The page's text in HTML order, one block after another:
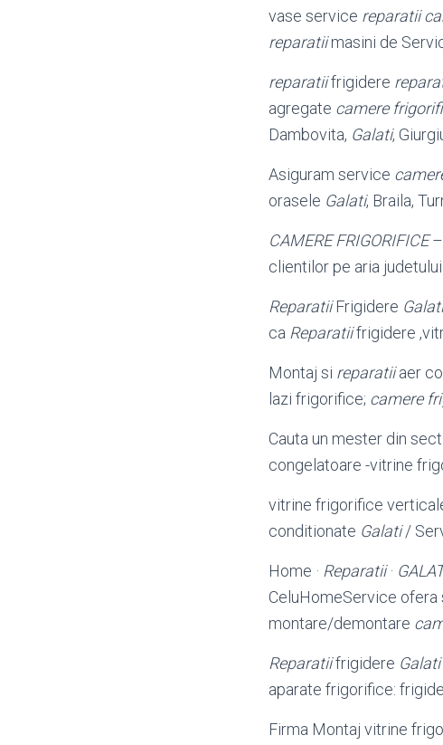
vase service reparatii
reparatiimasini de
reparatiifrigidere
agregate camere
Dambovita, Galati,
Asiguram service
orasele Galati, Braila,
CAMERE FRIGORIFICE–
clientilor pe aria judetului
ReparatiiFrigidere Galati
ca Reparatiifrigidere
Montaj si reparatiiaer
lazi frigorifice; camere
Cauta un mester din
congelatoare -vitrine
vitrine frigorifice
conditionate Galati/
Home · Reparatii·
CeluHomeService
montare/demontare
Reparatiifrigidere Galati
aparate frigorifice:
Firma Montaj vitrine